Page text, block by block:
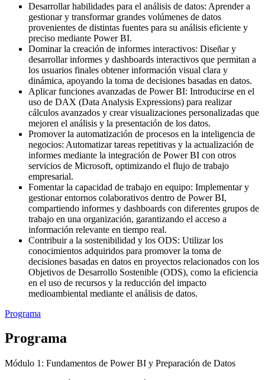
Desarrollar habilidades para el análisis de datos: Aprender a
gestionar y transformar grandes volúmenes de datos
provenientes de distintas fuentes para su análisis eficiente y
preciso mediante Power BI.
Dominar la creación de informes interactivos: Diseñar y
desarrollar informes y dashboards interactivos que permitan a
los usuarios finales obtener información visual clara y
dinámica, apoyando la toma de decisiones basadas en datos.
Aplicar funciones avanzadas de Power BI: Introducirse en el
uso de DAX (Data Analysis Expressions) para realizar
cálculos avanzados y crear visualizaciones personalizadas que
mejoren el análisis y la presentación de los datos.
Promover la automatización de procesos en la inteligencia de
negocios: Automatizar tareas repetitivas y la actualización de
informes mediante la integración de Power BI con otros
servicios de Microsoft, optimizando el flujo de trabajo
empresarial.
Fomentar la capacidad de trabajo en equipo: Implementar y
gestionar entornos colaborativos dentro de Power BI,
compartiendo informes y dashboards con diferentes grupos de
trabajo en una organización, garantizando el acceso a
información relevante en tiempo real.
Contribuir a la sostenibilidad y los ODS: Utilizar los
conocimientos adquiridos para promover la toma de
decisiones basadas en datos en proyectos relacionados con los
Objetivos de Desarrollo Sostenible (ODS), como la eficiencia
en el uso de recursos y la reducción del impacto
medioambiental mediante el análisis de datos.
Programa
Programa
Módulo 1: Fundamentos de Power BI y Preparación de Datos